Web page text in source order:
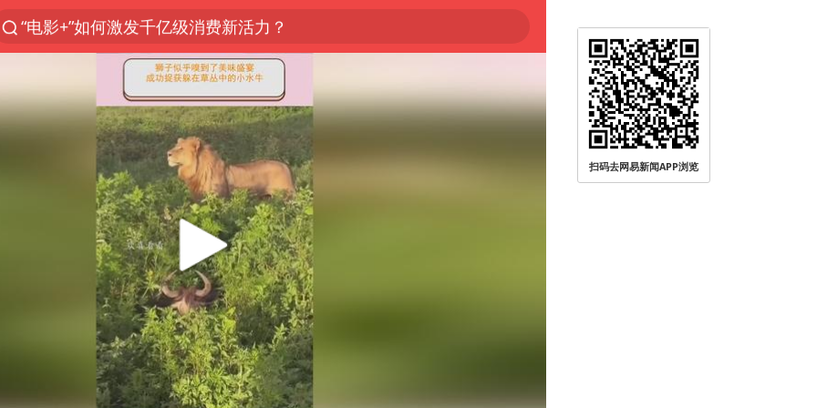
“电影+”如何激发千亿级消费新活力？
日本试射“战斧”导弹，国防部回应
东航：国内客票提前14天免费退改
台风白海豚中心风力增强
向鹏0-3不敌张本智和
四川宜宾市高县4.9级地震致1人死亡
超颖电子拟投资20.86亿建设新项目
“新疆阿勒泰八月能滑雪”不实
刘国正说向鹏打得很窝囊
我国外贸延续良好增长态势
陈幸同晋级WTT横滨冠军赛8强
扫码去网易新闻APP浏览